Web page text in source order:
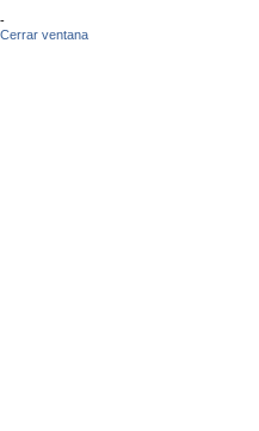
-
Cerrar ventana